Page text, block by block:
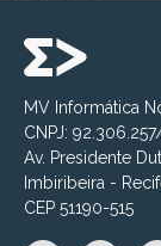
MV Informática
CNPJ:
Av. Presidente
Imbiribeira -
CEP 51190-515